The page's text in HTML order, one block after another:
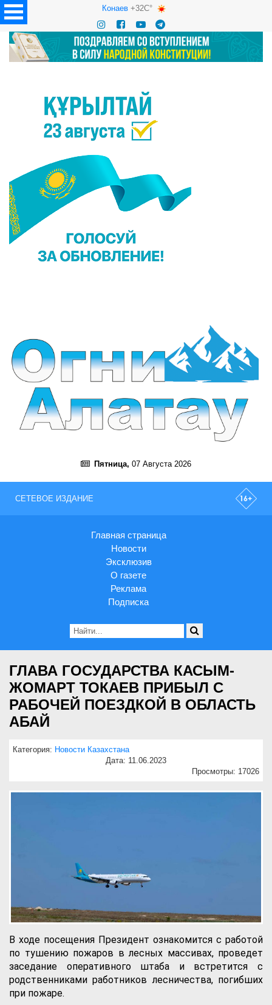
Конаев+32C°
Пятница, 07 Августа 2026
СЕТЕВОЕ ИЗДАНИЕ
Главная страница
Новости
Эксклюзив
О газете
Реклама
Подписка
ГЛАВА ГОСУДАРСТВА КАСЫМ-
ЖОМАРТ ТОКАЕВ ПРИБЫЛ С
РАБОЧЕЙ ПОЕЗДКОЙ В ОБЛАСТЬ
АБАЙ
Категория: Новости Казахстана
Дата: 11.06.2023
Просмотры: 17026
В ходе посещения Президент ознакомится с работой
по тушению пожаров в лесных массивах, проведет
заседание оперативного штаба и встретится с
родственниками работников лесничества, погибших
при пожаре.